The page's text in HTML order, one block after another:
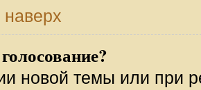
наверх
новой темы или при